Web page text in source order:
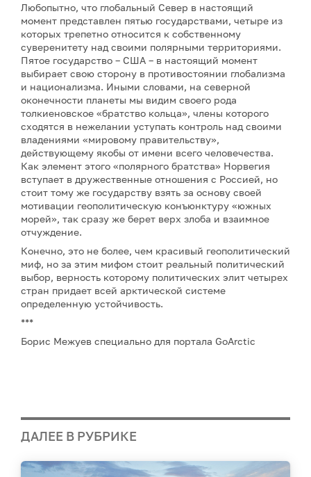
Любопытно, что глобальный Север в настоящий
момент представлен пятью государствами, четыре из
которых трепетно относится к собственному
суверенитету над своими полярными территориями.
Пятое государство – США – в настоящий момент
выбирает свою сторону в противостоянии глобализма
и национализма. Иными словами, на северной
оконечности планеты мы видим своего рода
толкиеновское «братство кольца», члены которого
сходятся в нежелании уступать контроль над своими
владениями «мировому правительству»,
действующему якобы от имени всего человечества.
Как элемент этого «полярного братства» Норвегия
вступает в дружественные отношения с Россией, но
стоит тому же государству взять за основу своей
мотивации геополитическую конъюнктуру «южных
морей», так сразу же берет верх злоба и взаимное
отчуждение.
Конечно, это не более, чем красивый геополитический
миф, но за этим мифом стоит реальный политический
выбор, верность которому политических элит четырех
стран придает всей арктической системе
определенную устойчивость.
***
Борис Межуев специально для портала GoArctic
ДАЛЕЕ В РУБРИКЕ